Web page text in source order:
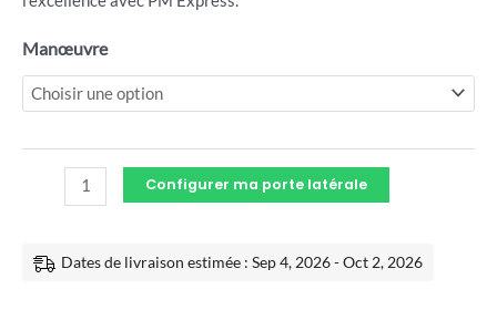
Manœuvre
Configurer ma porte latérale
Dates de livraison estimée : Sep 4, 2026 - Oct 2, 2026